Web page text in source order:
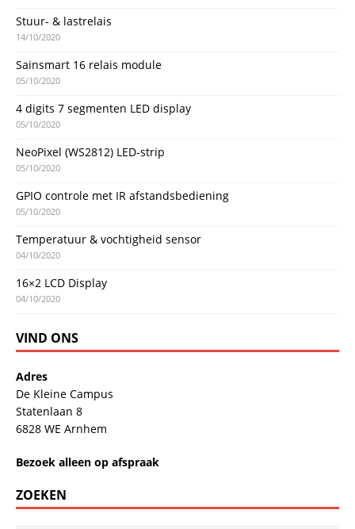
Stuur- & lastrelais
14/10/2020
Sainsmart 16 relais module
05/10/2020
4 digits 7 segmenten LED display
05/10/2020
NeoPixel (WS2812) LED-strip
05/10/2020
GPIO controle met IR afstandsbediening
05/10/2020
Temperatuur & vochtigheid sensor
04/10/2020
16×2 LCD Display
04/10/2020
VIND ONS
Adres
De Kleine Campus
Statenlaan 8
6828 WE Arnhem
Bezoek alleen op afspraak
ZOEKEN